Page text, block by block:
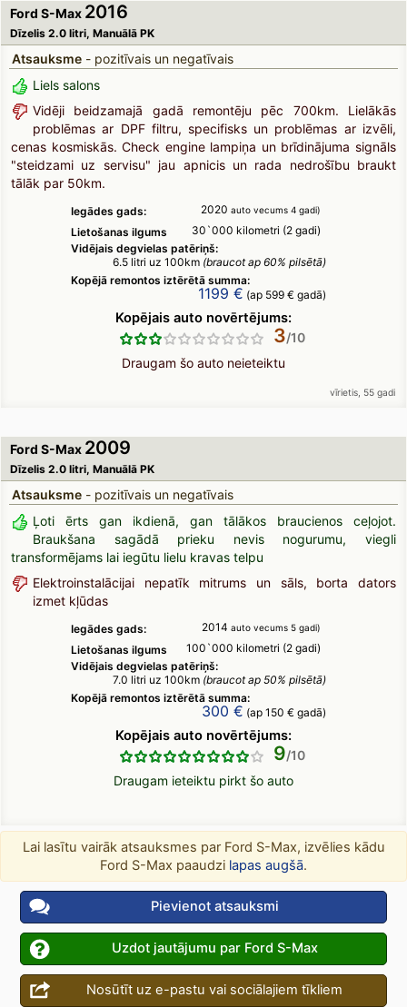
Ford S-Max 2016
Dīzelis 2.0 litri, Manuālā PK
Atsauksme- pozitīvais un negatīvais
Liels salons
Vidēji beidzamajā gadā remontēju pēc 700km. Lielākās
problēmas ar DPF filtru, specifisks un problēmas ar izvēli,
cenas kosmiskās. Check engine lampiņa un brīdinājuma signāls
"steidzami uz servisu" jau apnicis un rada nedrošību braukt
tālāk par 50km.
Iegādes gads: 2020 auto vecums 4 gadi)
Lietošanas ilgums
30`000 kilometri (2 gadi)
Vidējais degvielas patēriņš:
6.5 litri uz 100km (braucot ap 60% pilsētā)
Kopējā remontos iztērētā summa:
1199 € (ap 599 € gadā)
Kopējais auto novērtējums:
3
Draugam šo auto neieteiktu
vīrietis, 55 gadi
Ford S-Max 2009
Dīzelis 2.0 litri, Manuālā PK
Atsauksme- pozitīvais un negatīvais
Ļoti ērts gan ikdienā, gan tālākos braucienos ceļojot.
Braukšana sagādā prieku nevis nogurumu, viegli
transformējams lai iegūtu lielu kravas telpu
Elektroinstalācijai nepatīk mitrums un sāls, borta dators
izmet kļūdas
Iegādes gads: 2014 auto vecums 5 gadi)
Lietošanas ilgums
100`000 kilometri (2 gadi)
Vidējais degvielas patēriņš:
7.0 litri uz 100km (braucot ap 50% pilsētā)
Kopējā remontos iztērētā summa:
300 € (ap 150 € gadā)
Kopējais auto novērtējums:
9
Draugam ieteiktu pirkt šo auto
Lai lasītu vairāk atsauksmes par Ford S-Max, izvēlies kādu
Ford S-Max paaudzi lapas augšā.
Pievienot atsauksmi
Uzdot jautājumu par Ford S-Max
Nosūtīt uz e-pastu vai sociālajiem tīkliem